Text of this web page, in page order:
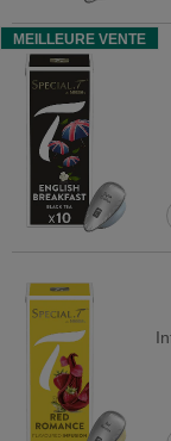
MEILLEURE VENTE